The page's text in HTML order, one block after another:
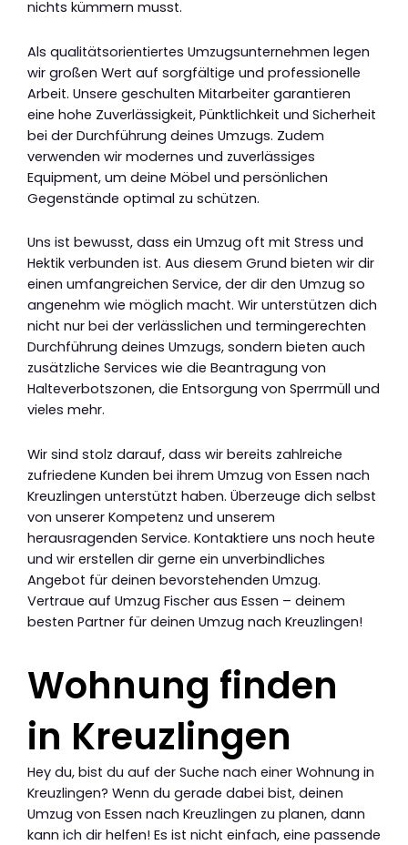
nichts kümmern musst.
Als qualitätsorientiertes Umzugsunternehmen legen
wir großen Wert auf sorgfältige und professionelle
Arbeit. Unsere geschulten Mitarbeiter garantieren
eine hohe Zuverlässigkeit, Pünktlichkeit und Sicherheit
bei der Durchführung deines Umzugs. Zudem
verwenden wir modernes und zuverlässiges
Equipment, um deine Möbel und persönlichen
Gegenstände optimal zu schützen.
Uns ist bewusst, dass ein Umzug oft mit Stress und
Hektik verbunden ist. Aus diesem Grund bieten wir dir
einen umfangreichen Service, der dir den Umzug so
angenehm wie möglich macht. Wir unterstützen dich
nicht nur bei der verlässlichen und termingerechten
Durchführung deines Umzugs, sondern bieten auch
zusätzliche Services wie die Beantragung von
Halteverbotszonen, die Entsorgung von Sperrmüll und
vieles mehr.
Wir sind stolz darauf, dass wir bereits zahlreiche
zufriedene Kunden bei ihrem Umzug von Essen nach
Kreuzlingen unterstützt haben. Überzeuge dich selbst
von unserer Kompetenz und unserem
herausragenden Service. Kontaktiere uns noch heute
und wir erstellen dir gerne ein unverbindliches
Angebot für deinen bevorstehenden Umzug.
Vertraue auf Umzug Fischer aus Essen – deinem
besten Partner für deinen Umzug nach Kreuzlingen!
Wohnung finden
in Kreuzlingen
Hey du, bist du auf der Suche nach einer Wohnung in
Kreuzlingen? Wenn du gerade dabei bist, deinen
Umzug von Essen nach Kreuzlingen zu planen, dann
kann ich dir helfen! Es ist nicht einfach, eine passende